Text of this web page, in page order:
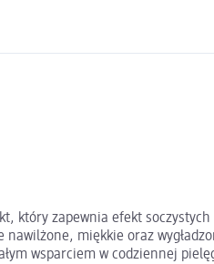
który zapewnia efekt
miękkie oraz
wsparciem w codziennej